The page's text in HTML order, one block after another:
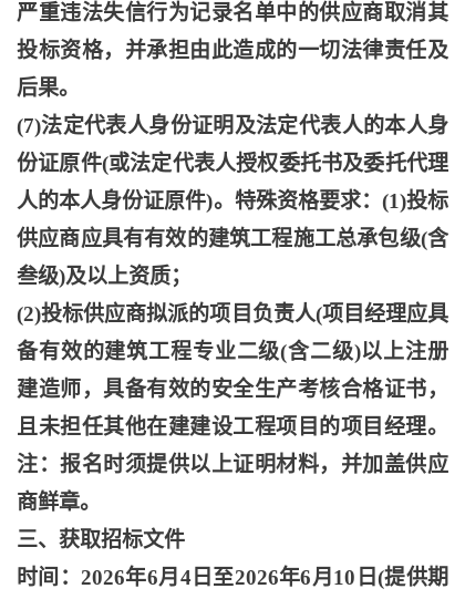
严重违法失信行为记录名单中的供应商取消其
投标资格，并承担由此造成的一切法律责任及
后果。
(7)法定代表人身份证明及法定代表人的本人身
份证原件(或法定代表人授权委托书及委托代理
人的本人身份证原件)。特殊资格要求：(1)投标
供应商应具有有效的建筑工程施工总承包级(含
叁级)及以上资质；
(2)投标供应商拟派的项目负责人(项目经理应具
备有效的建筑工程专业二级(含二级)以上注册
建造师，具备有效的安全生产考核合格证书，
且未担任其他在建建设工程项目的项目经理。
注：报名时须提供以上证明材料，并加盖供应
商鲜章。
三、获取招标文件
时间：2026年6月4日至2026年6月10日(提供期